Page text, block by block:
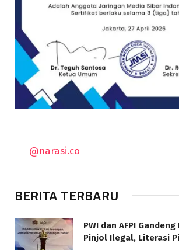
@narasi.co
BERITA TERBARU
PWI dan AFPI
Pinjol Ilegal, Literasi